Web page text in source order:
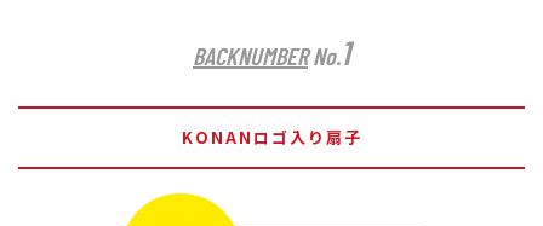
BACKNUMBERNo.1
KONANロゴ入り扇子